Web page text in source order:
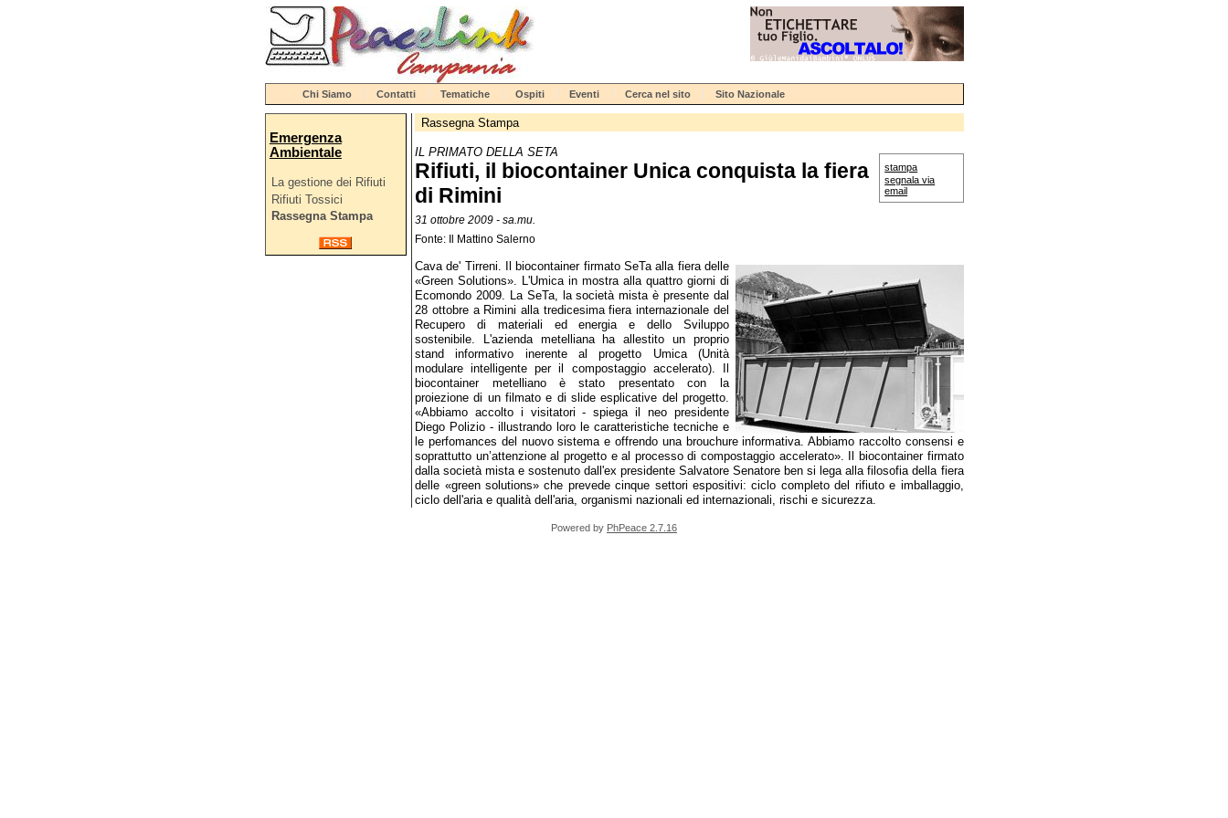
Chi Siamo Contatti Tematiche Ospiti Eventi Cerca nel sito Sito Nazionale
Emergenza
Ambientale
La gestione dei Rifiuti
Rifiuti Tossici
Rassegna Stampa
Rassegna Stampa
stampa
segnala via
email
IL PRIMATO DELLA SETA
Rifiuti, il biocontainer Unica conquista la fiera
di Rimini
31 ottobre 2009 - sa.mu.
Fonte: Il Mattino Salerno
Cava de' Tirreni. Il biocontainer firmato SeTa alla fiera delle
«Green Solutions». L'Umica in mostra alla quattro giorni di
Ecomondo 2009. La SeTa, la società mista è presente dal
28 ottobre a Rimini alla tredicesima fiera internazionale del
Recupero di materiali ed energia e dello Sviluppo
sostenibile. L'azienda metelliana ha allestito un proprio
stand informativo inerente al progetto Umica (Unità
modulare intelligente per il compostaggio accelerato). Il
biocontainer metelliano è stato presentato con la
proiezione di un filmato e di slide esplicative del progetto.
«Abbiamo accolto i visitatori - spiega il neo presidente
Diego Polizio - illustrando loro le caratteristiche tecniche e
le perfomances del nuovo sistema e offrendo una brouchure informativa. Abbiamo raccolto consensi e
soprattutto un’attenzione al progetto e al processo di compostaggio accelerato». Il biocontainer firmato
dalla società mista e sostenuto dall'ex presidente Salvatore Senatore ben si lega alla filosofia della fiera
delle «green solutions» che prevede cinque settori espositivi: ciclo completo del rifiuto e imballaggio,
ciclo dell'aria e qualità dell'aria, organismi nazionali ed internazionali, rischi e sicurezza.
Powered by PhPeace 2.7.16